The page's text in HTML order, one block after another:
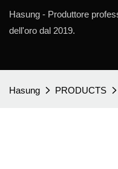
Hasung - Produttore
dell'oro dal 2019.
Hasung PRODUCTS